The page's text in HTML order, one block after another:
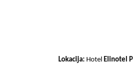
Lokacija: Hotel Elinotel